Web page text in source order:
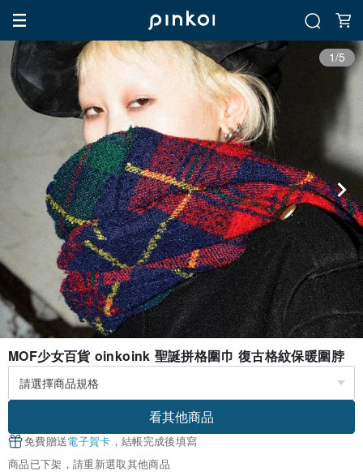
1/5
MOF少女百貨 oinkoink 聖誕拼格圍巾 復古格紋保暖圍脖
看其他商品
免費贈送電子賀卡 ，結帳完成後填寫
商品已下架，請重新選取其他商品